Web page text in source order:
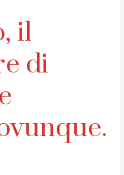
il
di